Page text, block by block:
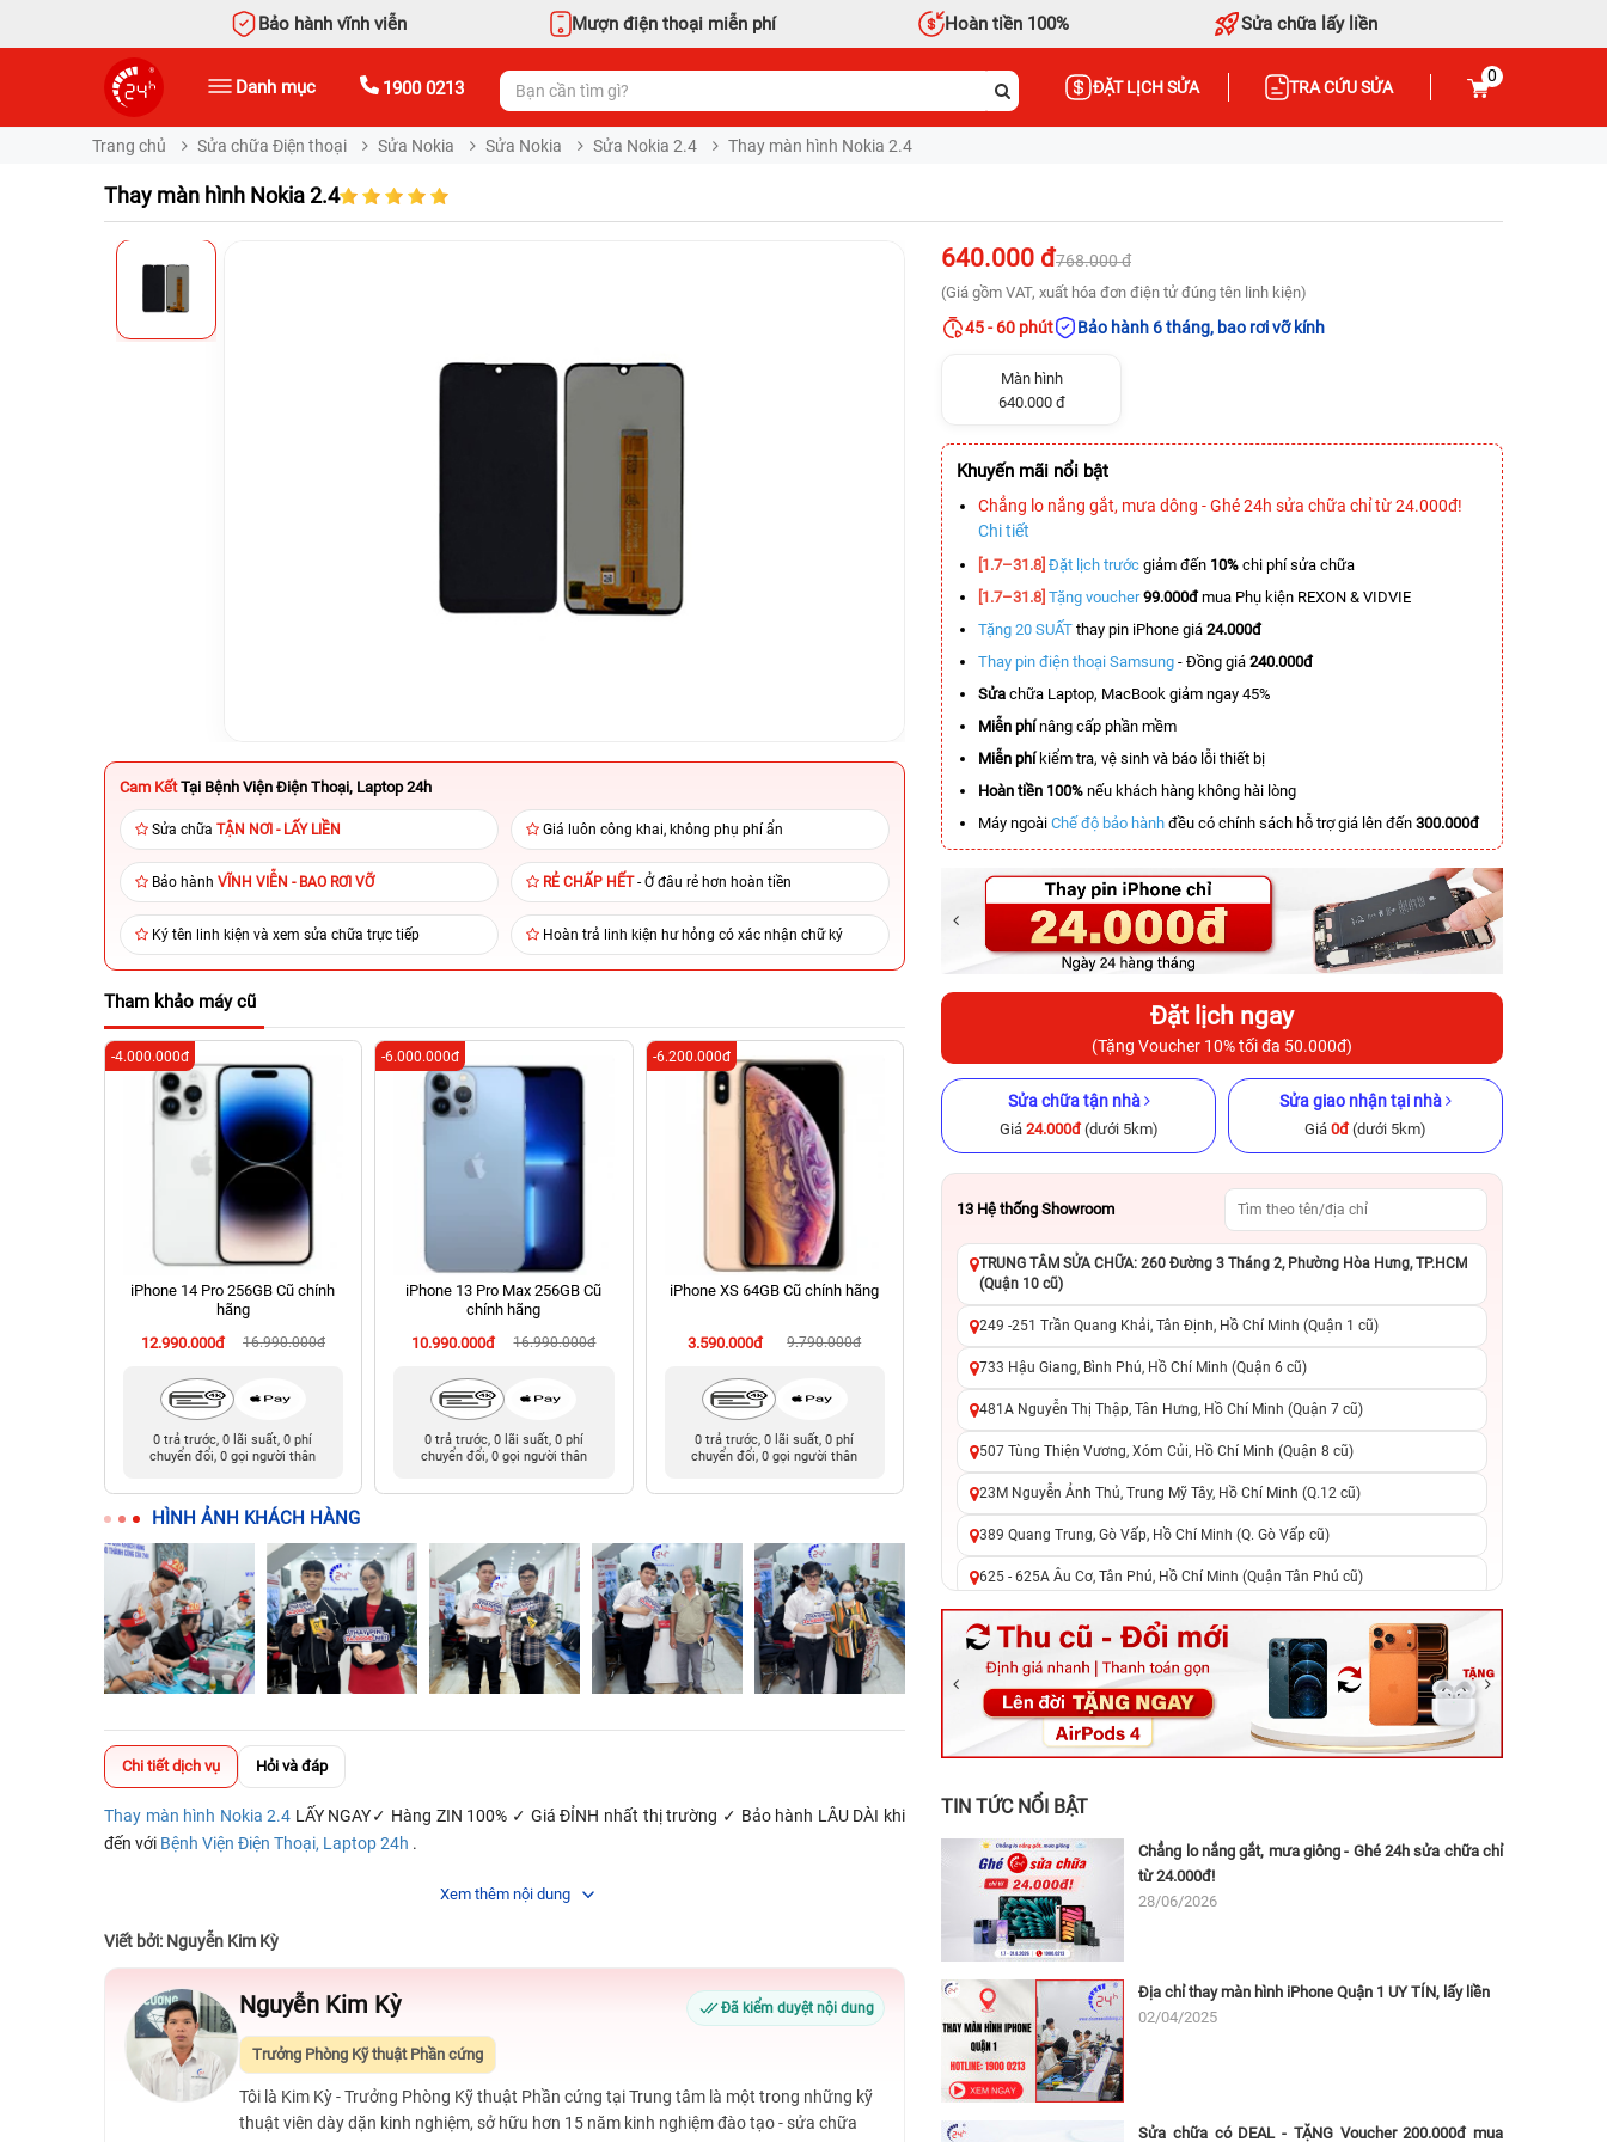
Bảo hành vĩnh viễn Mượn điện thoại miễn phí Hoàn tiền 100% Sửa chữa lấy liền
Danh mục 1900 0213 ĐẶT LỊCH SỬA TRA CỨU SỬA
0
Trang chủ Sửa chữa Điện thoại Sửa Nokia Sửa Nokia Sửa Nokia 2.4 Thay màn hình Nokia 2.4
Thay màn hình Nokia 2.4
Cam Kết Tại Bệnh Viện Điện Thoại, Laptop 24h
Sửa chữa TẬN NƠI - LẤY LIỀN Giá luôn công khai, không phụ phí ẩn
Bảo hành VĨNH VIỄN - BAO RƠI VỠ RẺ CHẤP HẾT- Ở đâu rẻ hơn hoàn tiền
Ký tên linh kiện và xem sửa chữa trực tiếp Hoàn trả linh kiện hư hỏng có xác nhận chữ ký
Tham khảo máy cũ
iPhone 14 Pro 256GB Cũ chính
hãng
12.990.000đ
16.990.000đ
-4.000.000đ
0 trả trước, 0 lãi suất, 0 phí
chuyển đổi, 0 gọi người thân
iPhone 13 Pro Max 256GB Cũ
chính hãng
10.990.000đ
16.990.000đ
-6.000.000đ
0 trả trước, 0 lãi suất, 0 phí
chuyển đổi, 0 gọi người thân
iPhone XS 64GB Cũ chính hãng
3.590.000đ 9.790.000đ
-6.200.000đ
0 trả trước, 0 lãi suất, 0 phí
chuyển đổi, 0 gọi người thân
iPhone XS 512GB Cũ chính hãng
4.790.000đ 10.990.000đ
-6.200.000đ
chuyển đổi, 0 gọi người thân
chính hãng
17.490.000đ
23.990.000đ
-6.500.000đ
chuyển đổi, 0 gọi người thân
-3.500.000đ
HÌNH ẢNH KHÁCH HÀNG
Chi tiết dịch vụ Hỏi và đáp
Thay màn hình Nokia 2.4 LẤY NGAY✓ Hàng ZIN 100% ✓ Giá ĐỈNH nhất thị trường ✓ Bảo hành LÂU DÀI khi
đến với Bệnh Viện Điện Thoại, Laptop 24h .
Xem thêm nội dung
Viết bởi: Nguyễn Kim Kỳ
Nguyễn Kim Kỳ Đã kiểm duyệt nội dung
Trưởng Phòng Kỹ thuật Phần cứng
Tôi là Kim Kỳ - Trưởng Phòng Kỹ thuật Phần cứng tại Trung tâm là một trong những kỹ
thuật viên dày dặn kinh nghiệm, sở hữu hơn 15 năm kinh nghiệm đào tạo - sửa chữa
640.000 đ768.000 đ
(Giá gồm VAT, xuất hóa đơn điện tử đúng tên linh kiện)
45 - 60 phút Bảo hành 6 tháng, bao rơi vỡ kính
Màn hình
640.000 đ
Khuyến mãi nổi bật
Chẳng lo nắng gắt, mưa dông - Ghé 24h sửa chữa chỉ từ 24.000đ!
Chi tiết
[1.7–31.8] Đặt lịch trước giảm đến 10% chi phí sửa chữa
[1.7–31.8] Tặng voucher 99.000đmua Phụ kiện REXON & VIDVIE
Tặng 20 SUẤT thay pin iPhone giá 24.000đ
Thay pin điện thoại Samsung - Đồng giá 240.000đ
Sửa chữa Laptop, MacBook giảm ngay 45%
Miễn phínâng cấp phần mềm
Miễn phíkiểm tra, vệ sinh và báo lỗi thiết bị
Hoàn tiền 100% nếu khách hàng không hài lòng
Máy ngoài Chế độ bảo hành đều có chính sách hỗ trợ giá lên đến 300.000đ
Đặt lịch ngay
(Tặng Voucher 10% tối đa 50.000đ)
Sửa chữa tận nhà
Giá 24.000đ(dưới 5km)
Sửa giao nhận tại nhà
Giá 0đ(dưới 5km)
13 Hệ thống Showroom
TRUNG TÂM SỬA CHỮA: 260 Đường 3 Tháng 2, Phường Hòa Hưng, TP.HCM
(Quận 10 cũ)
249 -251 Trần Quang Khải, Tân Định, Hồ Chí Minh (Quận 1 cũ)
733 Hậu Giang, Bình Phú, Hồ Chí Minh (Quận 6 cũ)
481A Nguyễn Thị Thập, Tân Hưng, Hồ Chí Minh (Quận 7 cũ)
507 Tùng Thiện Vương, Xóm Củi, Hồ Chí Minh (Quận 8 cũ)
23M Nguyễn Ảnh Thủ, Trung Mỹ Tây, Hồ Chí Minh (Q.12 cũ)
389 Quang Trung, Gò Vấp, Hồ Chí Minh (Q. Gò Vấp cũ)
625 - 625A Âu Cơ, Tân Phú, Hồ Chí Minh (Quận Tân Phú cũ)
326 Lê Văn Việt, Tăng Nhơn Phú, Hồ Chí Minh (Q.9 TP. Thủ Đức cũ)
256 Võ Văn Ngân, Thủ Đức, Hồ Chí Minh (Bình Thọ, TP. Thủ Đức Cũ)
70 Nguyễn An Ninh, Dĩ An, Hồ Chí Minh (Bình Dương Cũ)
24h Vũng Tàu: 162A Ba Cu, Vũng Tàu, Hồ Chí Minh (TP. Vũng Tàu cũ)
TIN TỨC NỔI BẬT
Chẳng lo nắng gắt, mưa giông - Ghé 24h sửa chữa chỉ
từ 24.000đ!
28/06/2026
Địa chỉ thay màn hình iPhone Quận 1 UY TÍN, lấy liền
02/04/2025
Sửa chữa có DEAL - TẶNG Voucher 200.000đ mua